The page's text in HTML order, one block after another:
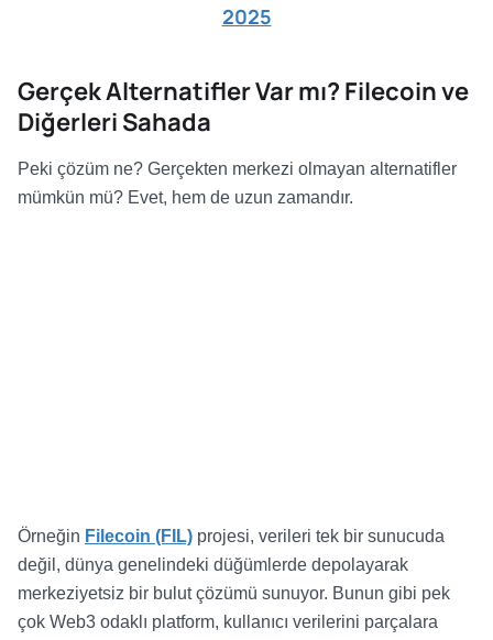
2025
Gerçek Alternatifler Var mı? Filecoin ve
Diğerleri Sahada
Peki çözüm ne? Gerçekten merkezi olmayan alternatifler
mümkün mü? Evet, hem de uzun zamandır.
Örneğin Filecoin (FIL) projesi, verileri tek bir sunucuda
değil, dünya genelindeki düğümlerde depolayarak
merkeziyetsiz bir bulut çözümü sunuyor. Bunun gibi pek
çok Web3 odaklı platform, kullanıcı verilerini parçalara